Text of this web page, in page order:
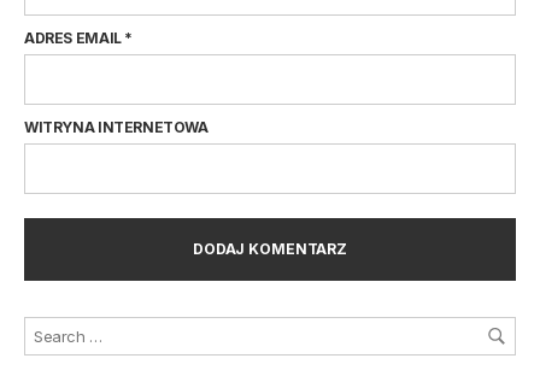
ADRES EMAIL *
WITRYNA INTERNETOWA